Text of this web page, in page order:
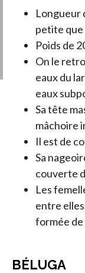
Longueur
petite que
Poids de
On le
eaux du
eaux
Sa tête
mâchoire
Il est de
Sa
couverte
Les
entre
formée
BÉLUGA